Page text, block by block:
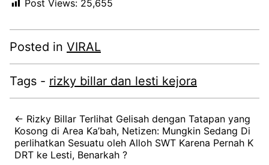
Post Views: 25,655
Posted in VIRAL
Tags - rizky billar dan lesti kejora
← Rizky Billar Terlihat Gelisah dengan Tatapan yang
Kosong di Area Ka’bah, Netizen: Mungkin Sedang Di
perlihatkan Sesuatu oleh Alloh SWT Karena Pernah K
DRT ke Lesti, Benarkah ?